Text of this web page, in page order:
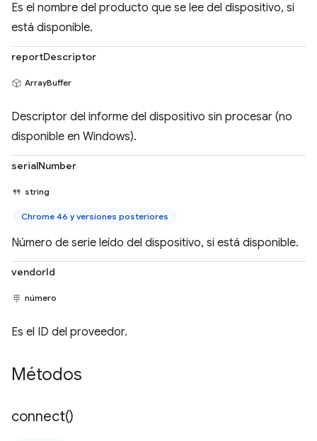
Es el nombre del producto que se lee del dispositivo, si
está disponible.
reportDescriptor
ArrayBuffer
Descriptor del informe del dispositivo sin procesar (no
disponible en Windows).
serialNumber
string
Chrome 46 y versiones posteriores
Número de serie leído del dispositivo, si está disponible.
vendorId
número
Es el ID del proveedor.
Métodos
connect()